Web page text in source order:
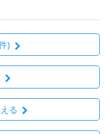
)
る